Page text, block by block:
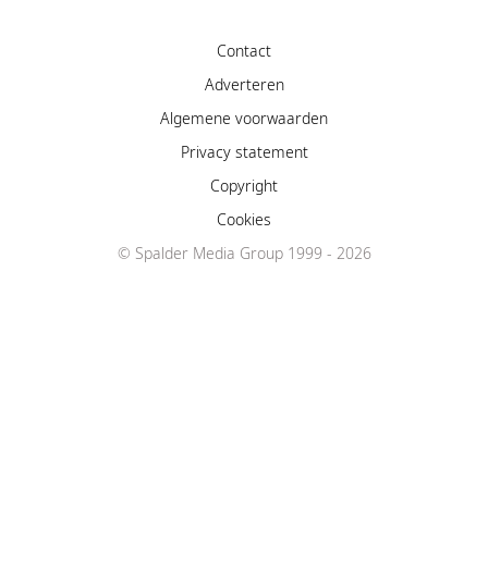
Contact
Adverteren
Algemene voorwaarden
Privacy statement
Copyright
Cookies
© Spalder Media Group 1999 - 2026